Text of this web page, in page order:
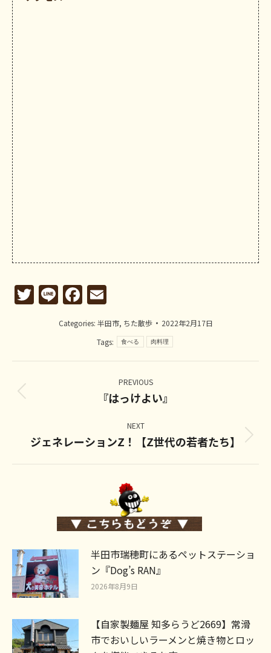
Twitter
LineFacebook
Categories: 半田市, ちた散歩
2022年2月17日
Tags:
食べる 肉料理
navigation
PREVIOUS
Previous
『はっけよい』
NEXT
Next
ジェネレーションZ！【Z世代の若者たち】
半田市瑞穂町にあるペットステーショ
ン『Dog’s RAN』
2026年8月9日
【自家製麺屋 知多らうど2669】常滑
市でおいしいラーメンと焼き物とロッ